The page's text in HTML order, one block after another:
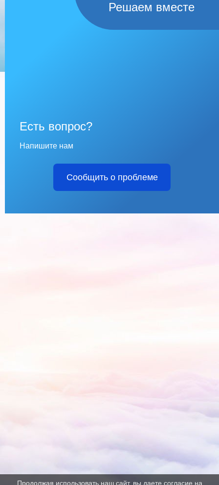
Решаем вместе
Есть вопрос?
Напишите нам
Сообщить о проблеме
Продолжая использовать наш сайт, вы даете согласие на